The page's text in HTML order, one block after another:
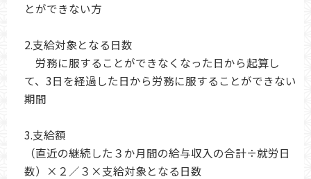
とができない方
2.支給対象となる日数
労務に服することができなくなった日から起算し
て、3日を経過した日から労務に服することができない
期間
3.支給額
（直近の継続した３か月間の給与収入の合計÷就労日
数）×２／３×支給対象となる日数